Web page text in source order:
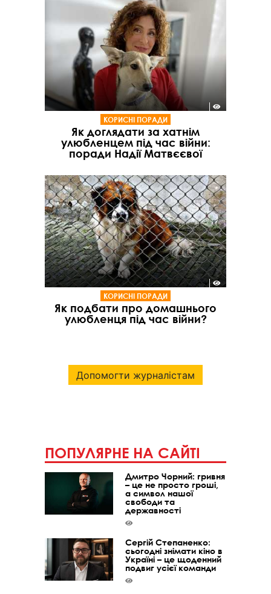
КОРИСНІ ПОРАДИ
Як доглядати за хатнім
улюбленцем під час війни:
поради Надії Матвєєвої
КОРИСНІ ПОРАДИ
Як подбати про домашнього
улюбленця під час війни?
Допомогти журналістам
ПОПУЛЯРНЕ НА САЙТІ
Дмитро Чорний: гривня
– це не просто гроші,
а символ нашої
свободи та
державності
Сергій Степаненко:
сьогодні знімати кіно в
Україні – це щоденний
подвиг усієї команди